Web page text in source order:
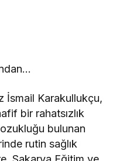
İsmail Karakullukçu,
bir rahatsızlık
bulunan
rutin sağlık